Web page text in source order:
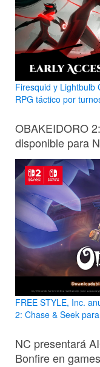
Firesquid y Lightbulb
RPG táctico por
OBAKEIDORO
disponible para
FREE STYLE, Inc.
2: Chase & Seek
NC presentará
Bonfire en